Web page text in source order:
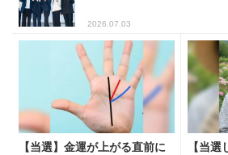
2026.07.03
【当選】金運が上がる直前に
【当